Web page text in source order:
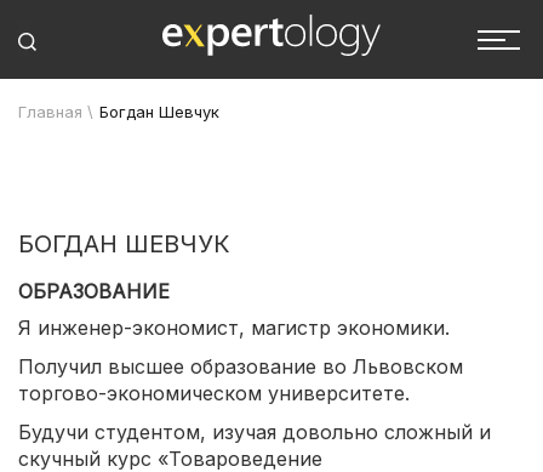
Главная \ Богдан Шевчук
БОГДАН ШЕВЧУК
ОБРАЗОВАНИЕ
Я инженер-экономист, магистр экономики.
Получил высшее образование во Львовском
торгово-экономическом университете.
Будучи студентом, изучая довольно сложный и
скучный курс «Товароведение